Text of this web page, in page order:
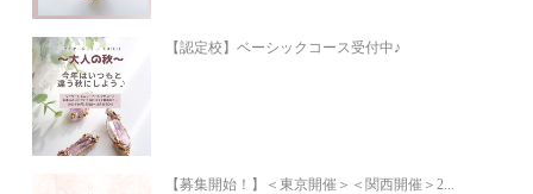
【認定校】ベーシックコース受付中♪
【募集開始！】＜東京開催＞＜関西開催＞2...